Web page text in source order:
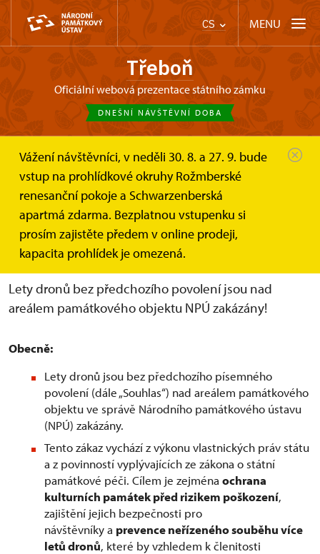
CS MENU
Třeboň
oficiální webová prezentace státního zámku
DNEŠNÍ NÁVŠTĚVNÍ DOBA
Vážení návštěvníci, v neděli 30. 8. a 27. 9. bude
vstup na prohlídkové okruhy Rožmberské
renesanční pokoje a Schwarzenberská
apartmá zdarma. Bezplatnou vstupenku si
prosím zajistěte předem v online prodeji,
kapacita prohlídek je omezená.
Třeboň Informace pro návštěvníky Drony
Pravidla pro provozování dronů
nad areálem památkového
objektu ve správě NPÚ
Lety dronů bez předchozího povolení jsou nad
areálem památkového objektu NPÚ zakázány!
Obecně:
Lety dronů jsou bez předchozího písemného
povolení (dále „Souhlas“) nad areálem památkového
objektu ve správě Národního památkového ústavu
(NPÚ) zakázány.
Tento zákaz vychází z výkonu vlastnických práv státu
a z povinností vyplývajících ze zákona o státní
památkové péči. Cílem je zejména ochrana
kulturních památek před rizikem poškození,
zajištění jejich bezpečnosti pro
návštěvníky a prevence neřízeného souběhu více
letů dronů, které by vzhledem k členitosti